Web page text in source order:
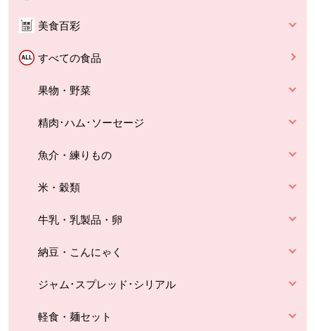
美食百彩
すべての食品
果物・野菜
精肉･ハム･ソーセージ
魚介・練りもの
米・穀類
牛乳・乳製品・卵
納豆・こんにゃく
ジャム･スプレッド･シリアル
軽食・麺セット